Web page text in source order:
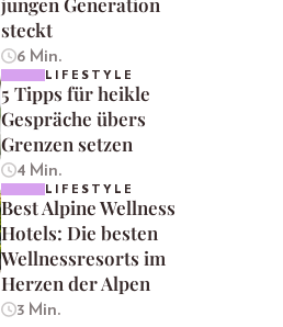
steckt
6 Min.
LIFESTYLE
5 Tipps für heikle
Gespräche übers
Grenzen setzen
4 Min.
LIFESTYLE
Best Alpine Wellness
Hotels: Die besten
Wellnessresorts im
Herzen der Alpen
3 Min.